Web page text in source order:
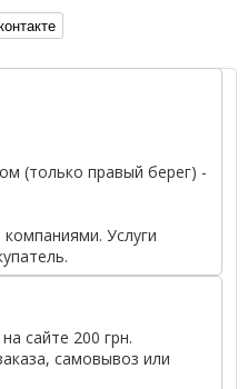
(только правый берег) -
Услуги
сайте 200 грн.
самовывоз или